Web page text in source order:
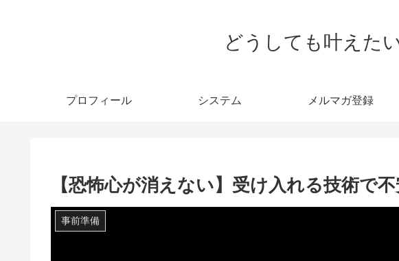
どうしても叶えた
プロフィール システム メルマガ登録
【恐怖心が消えない】受け入れる技術で
事前準備